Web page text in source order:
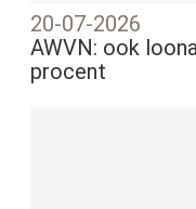
20-07-2026
AWVN: ook
procent